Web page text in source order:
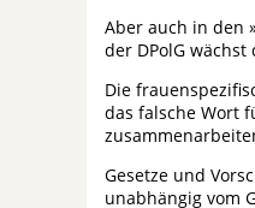
Aber auch in den
der DPolG
Die
das falsche Wort
Gesetze und
unabhängig vom